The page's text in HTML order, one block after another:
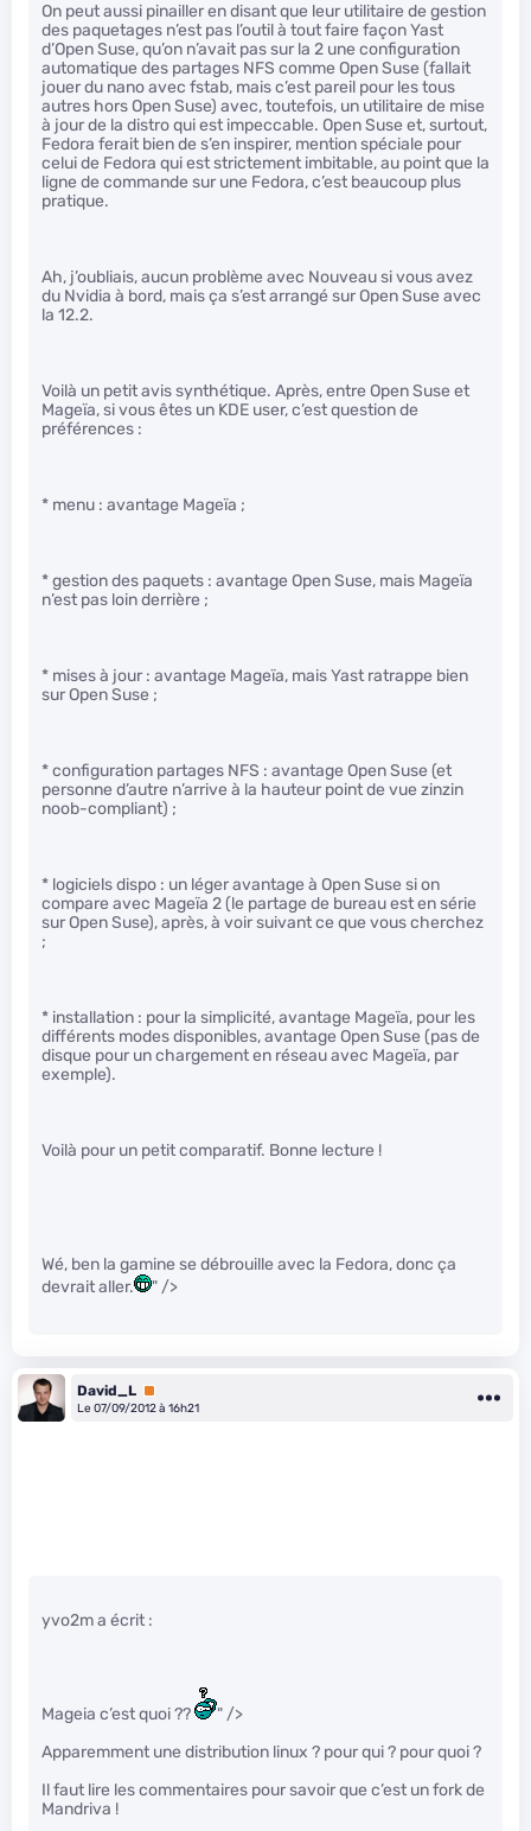
On peut aussi pinailler en disant que leur utilitaire de gestion
des paquetages n’est pas l’outil à tout faire façon Yast
d’Open Suse, qu’on n’avait pas sur la 2 une configuration
automatique des partages NFS comme Open Suse (fallait
jouer du nano avec fstab, mais c’est pareil pour les tous
autres hors Open Suse) avec, toutefois, un utilitaire de mise
à jour de la distro qui est impeccable. Open Suse et, surtout,
Fedora ferait bien de s’en inspirer, mention spéciale pour
celui de Fedora qui est strictement imbitable, au point que la
ligne de commande sur une Fedora, c’est beaucoup plus
pratique.
Ah, j’oubliais, aucun problème avec Nouveau si vous avez
du Nvidia à bord, mais ça s’est arrangé sur Open Suse avec
la 12.2.
Voilà un petit avis synthétique. Après, entre Open Suse et
Mageïa, si vous êtes un KDE user, c’est question de
préférences :
* menu : avantage Mageïa ;
* gestion des paquets : avantage Open Suse, mais Mageïa
n’est pas loin derrière ;
* mises à jour : avantage Mageïa, mais Yast ratrappe bien
sur Open Suse ;
* configuration partages NFS : avantage Open Suse (et
personne d’autre n’arrive à la hauteur point de vue zinzin
noob-compliant) ;
* logiciels dispo : un léger avantage à Open Suse si on
compare avec Mageïa 2 (le partage de bureau est en série
sur Open Suse), après, à voir suivant ce que vous cherchez
;
* installation : pour la simplicité, avantage Mageïa, pour les
différents modes disponibles, avantage Open Suse (pas de
disque pour un chargement en réseau avec Mageïa, par
exemple).
Voilà pour un petit comparatif. Bonne lecture !
Wé, ben la gamine se débrouille avec la Fedora, donc ça
devrait aller.
" />
David_L Premium
Le 07/09/2012 à 16h21
yvo2m a écrit :
Mageia c’est quoi ??
" />
Apparemment une distribution linux ? pour qui ? pour quoi ?
Il faut lire les commentaires pour savoir que c’est un fork de
Mandriva !